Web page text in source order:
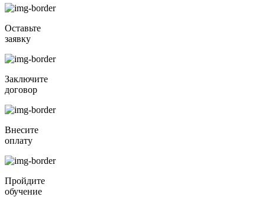
Оставьте
заявку
Заключите
договор
Внесите
оплату
Пройдите
обучение